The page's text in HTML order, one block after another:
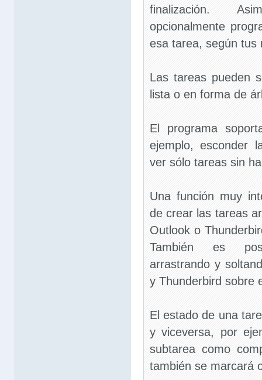
finalización.
opcionalmente
esa tarea, según tus
Las tareas pueden
lista o en forma de
El programa
ejemplo, esconder
ver sólo tareas sin
Una función muy
de crear las tareas
Outlook o
También es
arrastrando y
y Thunderbird sobre
El estado de una
y viceversa, por
subtarea como
también se marcará